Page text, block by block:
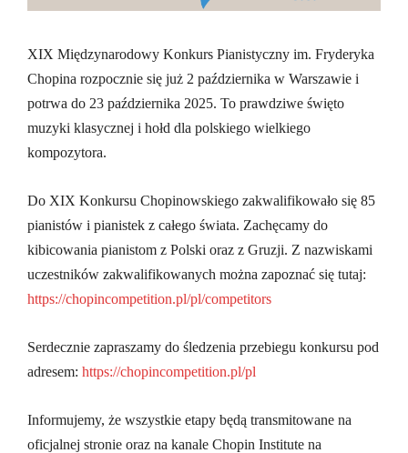
XIX Międzynarodowy Konkurs Pianistyczny im. Fryderyka
Chopina rozpocznie się już 2 października w Warszawie i
potrwa do 23 października 2025. To prawdziwe święto
muzyki klasycznej i hołd dla polskiego wielkiego
kompozytora.
Do XIX Konkursu Chopinowskiego zakwalifikowało się 85
pianistów i pianistek z całego świata. Zachęcamy do
kibicowania pianistom z Polski oraz z Gruzji. Z nazwiskami
uczestników zakwalifikowanych można zapoznać się tutaj:
https://chopincompetition.pl/pl/competitors
Serdecznie zapraszamy do śledzenia przebiegu konkursu pod
adresem:https://chopincompetition.pl/pl
Informujemy, że wszystkie etapy będą transmitowane na
oficjalnej stronie oraz na kanale Chopin Institute na